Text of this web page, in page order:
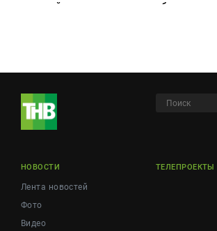
гвардейским
НОВОСТИ
Лента новостей
Фото
Видео
ТЕЛЕПРОЕКТЫ